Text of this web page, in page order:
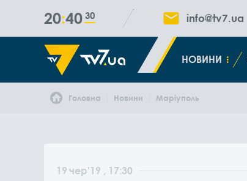
20 40 30 info@tv7.ua
НОВИНИ
Головна Новини Маріуполь
19 чер'19 , 17:30